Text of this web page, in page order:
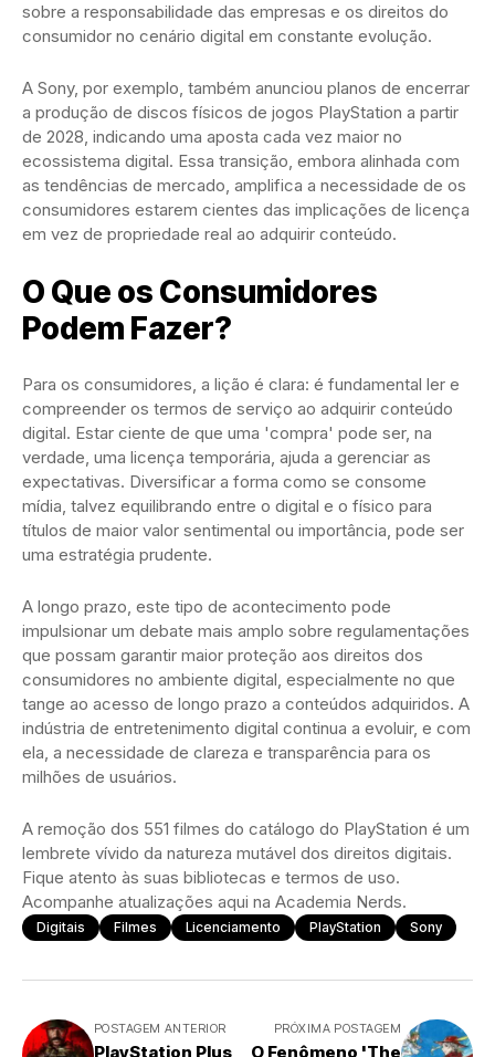
sobre a responsabilidade das empresas e os direitos do
consumidor no cenário digital em constante evolução.
A Sony, por exemplo, também anunciou planos de encerrar
a produção de discos físicos de jogos PlayStation a partir
de 2028, indicando uma aposta cada vez maior no
ecossistema digital. Essa transição, embora alinhada com
as tendências de mercado, amplifica a necessidade de os
consumidores estarem cientes das implicações de licença
em vez de propriedade real ao adquirir conteúdo.
O Que os Consumidores
Podem Fazer?
Para os consumidores, a lição é clara: é fundamental ler e
compreender os termos de serviço ao adquirir conteúdo
digital. Estar ciente de que uma 'compra' pode ser, na
verdade, uma licença temporária, ajuda a gerenciar as
expectativas. Diversificar a forma como se consome
mídia, talvez equilibrando entre o digital e o físico para
títulos de maior valor sentimental ou importância, pode ser
uma estratégia prudente.
A longo prazo, este tipo de acontecimento pode
impulsionar um debate mais amplo sobre regulamentações
que possam garantir maior proteção aos direitos dos
consumidores no ambiente digital, especialmente no que
tange ao acesso de longo prazo a conteúdos adquiridos. A
indústria de entretenimento digital continua a evoluir, e com
ela, a necessidade de clareza e transparência para os
milhões de usuários.
A remoção dos 551 filmes do catálogo do PlayStation é um
lembrete vívido da natureza mutável dos direitos digitais.
Fique atento às suas bibliotecas e termos de uso.
Acompanhe atualizações aqui na Academia Nerds.
Digitais Filmes Licenciamento PlayStation Sony
POSTAGEM ANTERIOR
PlayStation Plus
PRÓXIMA POSTAGEM
O Fenômeno 'The